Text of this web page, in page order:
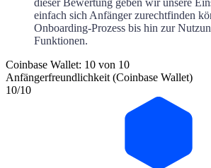
dieser Bewertung geben wir unsere
einfach sich Anfänger zurechtfinden
Onboarding-Prozess bis hin zur
Funktionen.
Coinbase Wallet: 10 von 10
Anfängerfreundlichkeit (Coinbase Wallet)
10/10